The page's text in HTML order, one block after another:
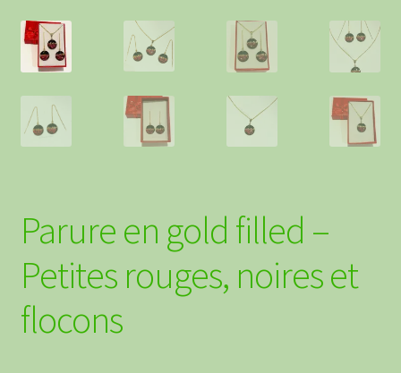
Parure en gold filled –
Petites rouges, noires et
flocons